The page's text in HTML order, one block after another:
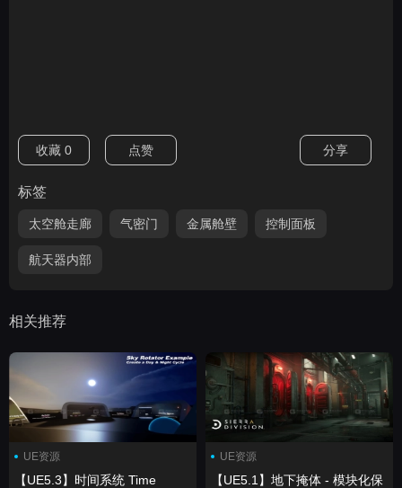
收藏 0 点赞 分享
标签
太空舱走廊 气密门 金属舱壁 控制面板
航天器内部
相关推荐
UE资源
【UE5.3】时间系统 Time
UE资源
【UE5.1】地下掩体 - 模块化保